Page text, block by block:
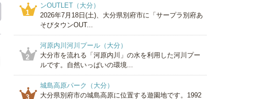
1
ンOUTLET（大分）
2026年7月18日(土)、大分県別府市に「サープラ別府あ
そびタウンOUT...
2
河原内川河川プール（大分）
大分市を流れる「河原内川」の水を利用した河川プー
ルです。自然いっぱいの環境...
3
城島高原パーク（大分）
大分県別府市の城島高原に位置する遊園地です。1992